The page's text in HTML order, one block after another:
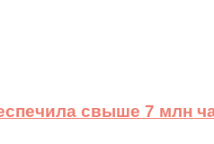
свыше 7 млн